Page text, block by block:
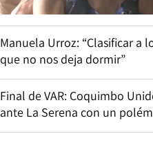
Manuela Urroz: “Clasificar a
que no nos deja dormir”
Final de VAR: Coquimbo
ante La Serena con un